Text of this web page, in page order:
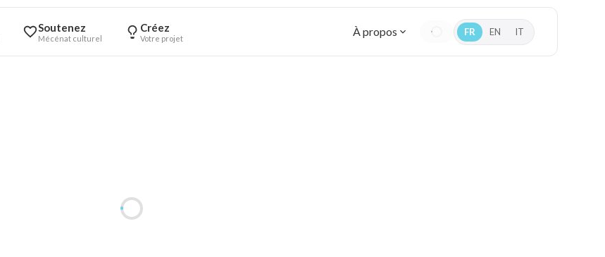
Soutenez
Mécénat culturel
Créez
Votre projet À propos FR EN IT